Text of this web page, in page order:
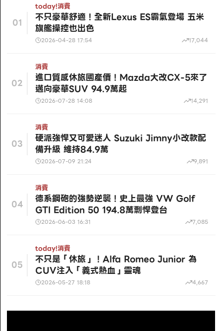
01
today!消費
不只豪華舒適！全新Lexus ES霸氣登場 五米
旗艦操控也出色
2026-04-28 17:54 17,044
02
消費
進口質感休旅國產價！Mazda大改CX-5來了
邁向豪華SUV 94.9萬起
2026-07-28 14:08 14,291
03
消費
硬派強悍又可愛迷人 Suzuki Jimny小改款配
備升級 維持84.9萬
2026-07-09 21:24 9,891
04
消費
德系鋼砲的強勢逆襲！史上最強 VW Golf
GTI Edition 50 194.8萬剽悍登台
2026-06-03 16:31 7,085
05
today!消費
不只是「休旅」！Alfa Romeo Junior 為
CUV注入「義式熱血」靈魂
2026-05-27 18:18 4,667